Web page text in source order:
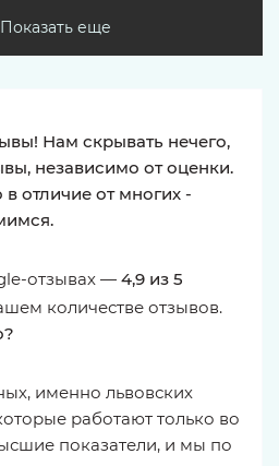
Показать еще
Нам скрывать нечего,
независимо от оценки.
отличие от многих -
отзывах — 4,9 из 5
количестве отзывов.
именно львовских
работают только во
показатели, и мы по